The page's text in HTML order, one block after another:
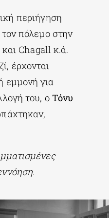
περιήγηση
πόλεμο στην
Chagall κ.ά.
έρχονται
εμμονή για
του, οΤόνυ